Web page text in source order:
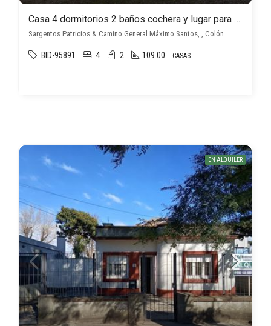
Casa 4 dormitorios 2 baños cochera y lugar para varios autos en Conciliación
Sargentos Patricios & Camino General Máximo Santos, , Colón
BID-95891 4 2 109.00 CASAS
EN ALQUILER